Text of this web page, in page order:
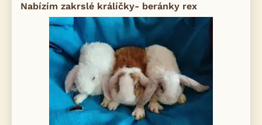
Nabízím zakrslé králíčky- beránky rex